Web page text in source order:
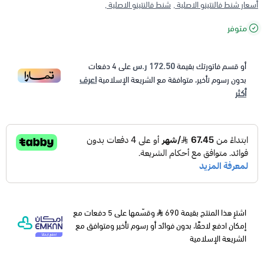
أسعار شنط فالنتينو الاصلية , شنط فالنتينو الاصلية ,
متوفر
أو قسم فاتورتك بقيمة172.50 ر.س على4دفعات
بدون رسوم تأخير، متوافقة مع الشريعة الإسلاميةاعرف
أكثر
اشترِ هذا المنتج بقيمة 690
وقسّمها على 5 دفعات مع
إمكان ادفع لاحقًا، بدون فوائد أو رسوم تأخير ومتوافق مع
الشريعة الإسلامية